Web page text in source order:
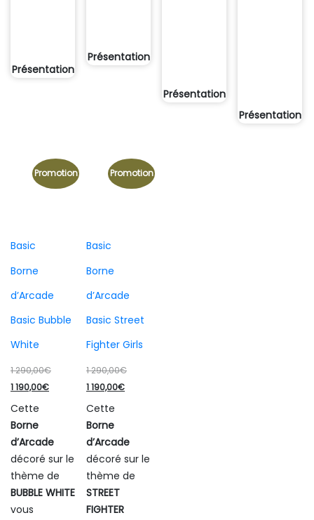
Présentation
Présentation
Présentation
Présentation
Promotion
Basic
Borne
d’Arcade
Basic Bubble
White
1 290,00€Le
1
290,00€.
1 190,00€Le
est :
190,00€.
Cette
Borne
d’Arcade
décoré sur le
thème de
BUBBLE WHITE
vous
Promotion
Basic
Borne
d’Arcade
Basic Street
Fighter Girls
1 290,00€Le
1
290,00€.
1 190,00€Le
est :
190,00€.
Cette
Borne
d’Arcade
décoré sur le
thème de
STREET
FIGHTER